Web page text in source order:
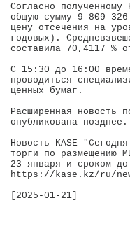
Согласно
общую сумму 9 809
цену отсечения на
годовых).
составила 70,4117 %
С 15:30 до 16:00
проводиться
ценных бумаг.
Расширенная новость
опубликована позднее.
Новость KASE
торги по размещению
23 января и сроком
https://kase.kz/ru/